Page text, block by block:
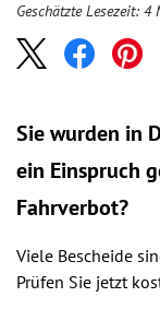
Geschätzte Lesezeit: 4
Sie wurden in
ein Einspruch
Fahrverbot?
Viele Bescheide
Prüfen Sie jetzt